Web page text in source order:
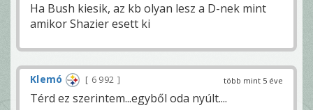
Ha Bush kiesik, az kb olyan lesz a D-nek mint
amikor Shazier esett ki
több mint 5 éve
Klemó 6 992
Térd ez szerintem...egyből oda nyúlt....